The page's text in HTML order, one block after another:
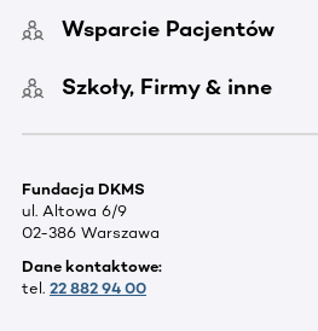
Wsparcie Pacjentów
Szkoły, Firmy & inne
Fundacja DKMS
ul. Altowa 6/9
02-386 Warszawa
Dane kontaktowe:
tel. 22 882 94 00